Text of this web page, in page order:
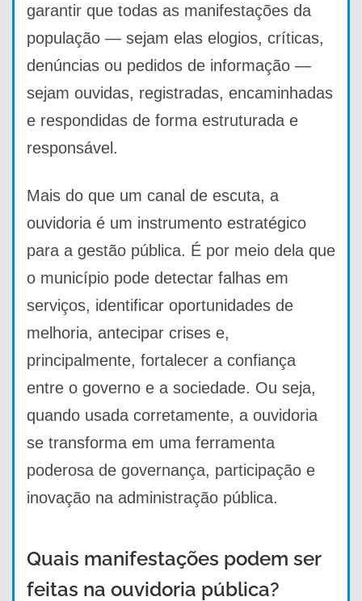
garantir que todas as manifestações da
população — sejam elas elogios, críticas,
denúncias ou pedidos de informação —
sejam ouvidas, registradas, encaminhadas
e respondidas de forma estruturada e
responsável.
Mais do que um canal de escuta, a
ouvidoria é um instrumento estratégico
para a gestão pública. É por meio dela que
o município pode detectar falhas em
serviços, identificar oportunidades de
melhoria, antecipar crises e,
principalmente, fortalecer a confiança
entre o governo e a sociedade. Ou seja,
quando usada corretamente, a ouvidoria
se transforma em uma ferramenta
poderosa de governança, participação e
inovação na administração pública.
Quais manifestações podem ser
feitas na ouvidoria pública?